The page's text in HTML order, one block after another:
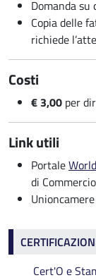
Domanda
Copia delle
richiede
Costi
€ 3,00 per
Link utili
Portale
di
Cert'O e